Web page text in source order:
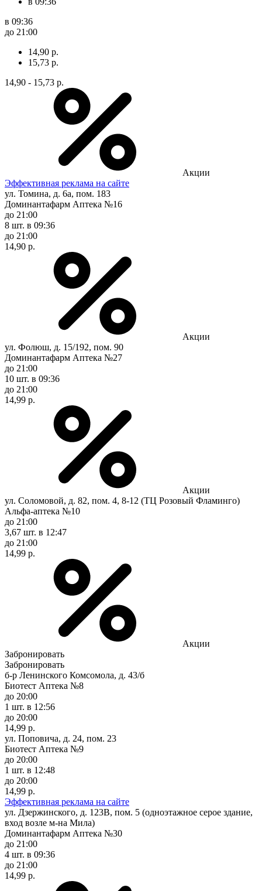
в 09:36
до 21:00
14,90 р.
15,73 р.
14,90 - 15,73 р.
Акции
Эффективная реклама на сайте
ул. Томина, д. 6а, пом. 183
Доминантафарм Аптека №16
до 21:00
8 шт. в 09:36
до 21:00
14,90 р.
Акции
ул. Фолюш, д. 15/192, пом. 90
Доминантафарм Аптека №27
до 21:00
10 шт. в 09:36
до 21:00
14,99 р.
Акции
ул. Соломовой, д. 82, пом. 4, 8-12 (ТЦ Розовый Фламинго)
Альфа-аптека №10
до 21:00
3,67 шт. в 12:47
до 21:00
14,99 р.
Акции
Забронировать
Забронировать
б-р Ленинского Комсомола, д. 43/б
Биотест Аптека №8
до 20:00
1 шт. в 12:56
до 20:00
14,99 р.
ул. Поповича, д. 24, пом. 23
Биотест Аптека №9
до 20:00
1 шт. в 12:48
до 20:00
14,99 р.
Эффективная реклама на сайте
ул. Дзержинского, д. 123В, пом. 5 (одноэтажное серое здание,
вход возле м-на Мила)
Доминантафарм Аптека №30
до 21:00
4 шт. в 09:36
до 21:00
14,99 р.